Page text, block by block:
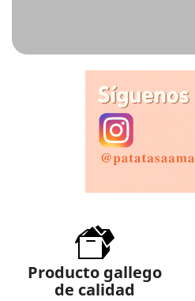
Producto gallego
de calidad